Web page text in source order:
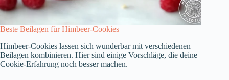
Beste Beilagen für Himbeer-Cookies
Himbeer-Cookies lassen sich wunderbar mit verschiedenen
Beilagen kombinieren. Hier sind einige Vorschläge, die deine
Cookie-Erfahrung noch besser machen.